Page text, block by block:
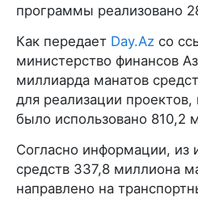
программы реализовано
Как передает Day.Az со
министерство финансов
миллиарда манатов
для реализации
было использовано 810,2
Согласно информации, из
средств 337,8 миллиона
направлено на